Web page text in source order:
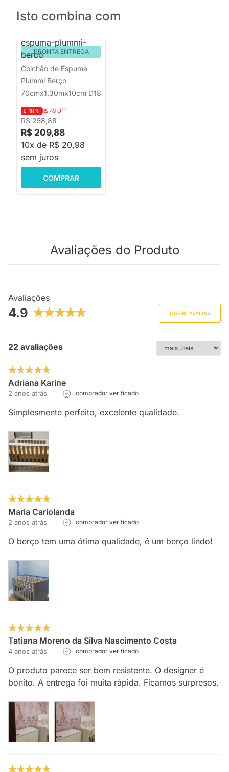
Isto combina com
PRONTA ENTREGA
Colchão de Espuma
Plummi Berço
70cmx1,30mx10cm D18
R$ 258,88
-18% R$ 49 OFF
R$ 209,88
10x de R$ 20,98
sem juros
COMPRAR
Avaliações do Produto
Avaliações
4.9 QUERO AVALIAR
22 avaliações
Adriana Karine
2 anos atrás comprador verificado
Simplesmente perfeito, excelente qualidade.
Maria Cariolanda
2 anos atrás comprador verificado
O berço tem uma ótima qualidade, é um berço lindo!
Tatiana Moreno da Silva Nascimento Costa
4 anos atrás comprador verificado
O produto parece ser bem resistente. O designer é
bonito. A entrega foi muita rápida. Ficamos surpresos.